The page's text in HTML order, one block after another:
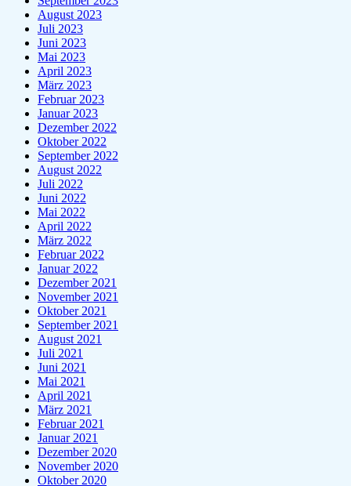
August 2023
Juli 2023
Juni 2023
Mai 2023
April 2023
März 2023
Februar 2023
Januar 2023
Dezember 2022
Oktober 2022
September 2022
August 2022
Juli 2022
Juni 2022
Mai 2022
April 2022
März 2022
Februar 2022
Januar 2022
Dezember 2021
November 2021
Oktober 2021
September 2021
August 2021
Juli 2021
Juni 2021
Mai 2021
April 2021
März 2021
Februar 2021
Januar 2021
Dezember 2020
November 2020
Oktober 2020